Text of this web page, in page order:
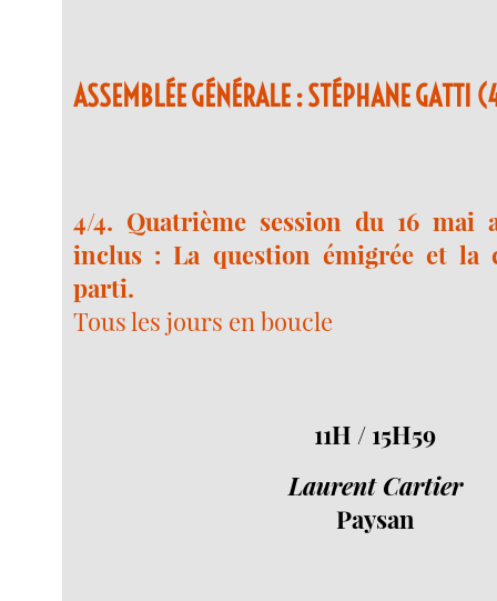
ASSEMBLÉE GÉNÉRALE : STÉPHANE
4/4. Quatrième session du 16 mai
inclus : La question émigrée et la
parti.
Tous les jours en boucle
11H / 15H59
Laurent Cartier
Paysan